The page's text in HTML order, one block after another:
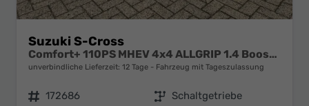
Suzuki S-Cross
Comfort+ 110PS MHEV 4x4 ALLGRIP 1.4 Boosterjet Teilleder Navi Klimaautomatik Sitzheizung ACC PDC v+h 4x Kamera Suzuki-Radio Apple CarPlay Android Auto Touchscreen 2xKeyless 17-LM
unverbindliche Lieferzeit: 12 Tage Fahrzeug mit Tageszulassung
Fahrzeugnr. 172686 Getriebe Schaltgetriebe